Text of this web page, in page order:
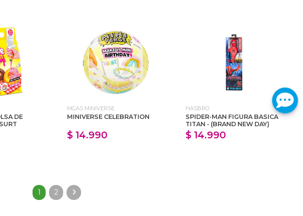
DE
MGAS MINIVERSE
MINIVERSE CELEBRATION
$ 14.990
HASBRO
SPIDER-MAN FIGURA BASICA
TITAN - (BRAND NEW DAY)
$ 14.990
1 2